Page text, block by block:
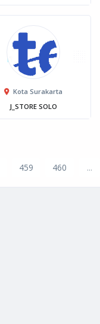
Kota Surakarta
J_STORE SOLO
459 460 ...